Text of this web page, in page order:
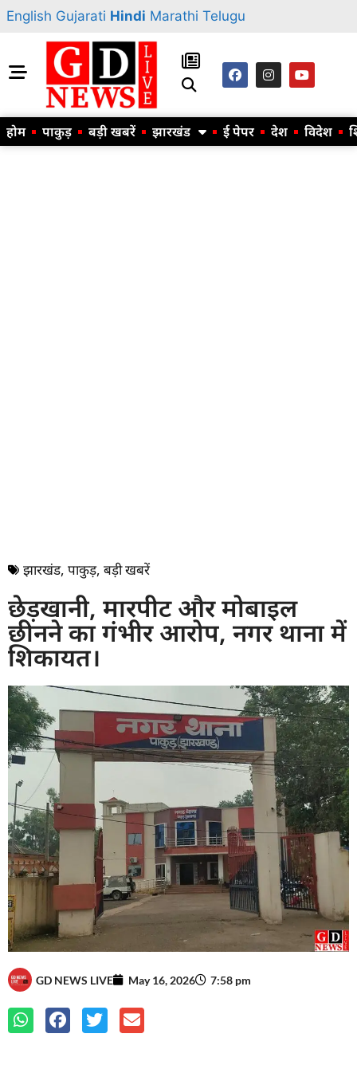
English Gujarati Hindi Marathi Telugu
होम पाकुड़ बड़ी खबरें झारखंड ई पेपर देश विदेश
झारखंड, पाकुड़, बड़ी खबरें
छेड़खानी, मारपीट और मोबाइल
छीनने का गंभीर आरोप, नगर थाना में
शिकायत।
GD NEWS LIVE May 16, 2026 7:58 pm